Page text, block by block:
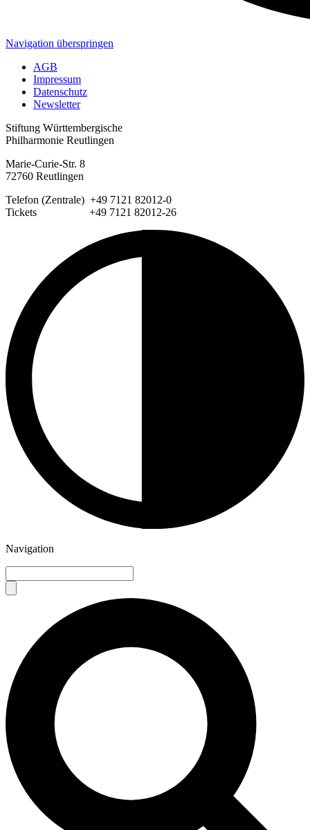
Navigation überspringen
AGB
Impressum
Datenschutz
Newsletter
Stiftung Württembergische
Philharmonie Reutlingen
Marie-Curie-Str. 8
72760 Reutlingen
Telefon (Zentrale) +49 7121 82012-0
Tickets +49 7121 82012-26
Navigation